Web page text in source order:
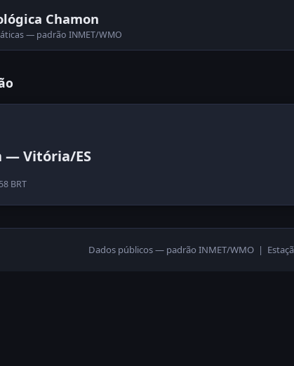
Chamon
— padrão INMET/WMO
— Vitória/ES
BRT
Dados públicos — padrão INMET/WMO |